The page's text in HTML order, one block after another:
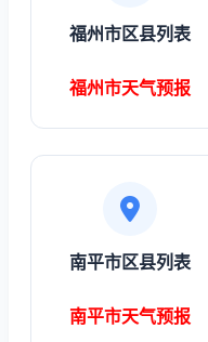
福州市区县列表
福州市天气预报
南平市区县列表
南平市天气预报